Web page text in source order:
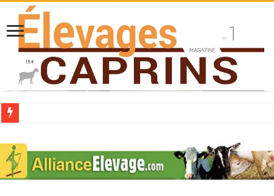
Stress thermique : quelles solutions concrètes pour protéger son troupeau ?
40 ans du Space : une présentation caprine quotidienne